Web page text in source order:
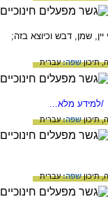
שמן, דבש וכיוצא בזה;
תיכוןשפה:עברית
/למידע מלא...
תיכוןשפה:עברית
תיכוןשפה:עברית